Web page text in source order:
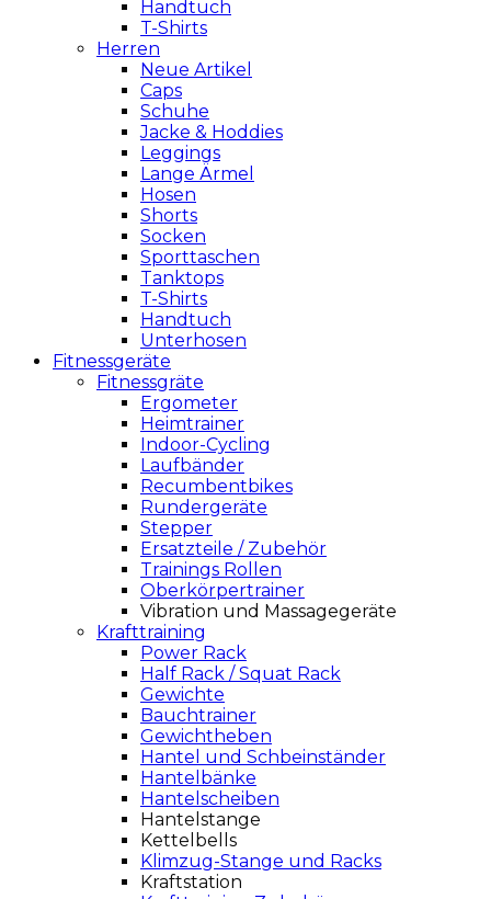
Handtuch
T-Shirts
Herren
Neue Artikel
Caps
Schuhe
Jacke & Hoddies
Leggings
Lange Ärmel
Hosen
Shorts
Socken
Sporttaschen
Tanktops
T-Shirts
Handtuch
Unterhosen
Fitnessgeräte
Fitnessgräte
Ergometer
Heimtrainer
Indoor-Cycling
Laufbänder
Recumbentbikes
Rundergeräte
Stepper
Ersatzteile / Zubehör
Trainings Rollen
Oberkörpertrainer
Vibration und Massagegeräte
Krafttraining
Power Rack
Half Rack / Squat Rack
Gewichte
Bauchtrainer
Gewichtheben
Hantel und Schbeinständer
Hantelbänke
Hantelscheiben
Hantelstange
Kettelbells
Klimzug-Stange und Racks
Kraftstation